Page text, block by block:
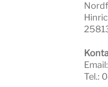
Tel.: